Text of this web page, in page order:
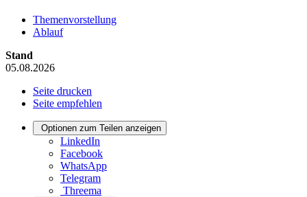
Themenvorstellung
Ablauf
Stand
05.08.2026
Seite drucken
Seite empfehlen
Optionen zum Teilen anzeigen
LinkedIn
Facebook
WhatsApp
Telegram
Threema